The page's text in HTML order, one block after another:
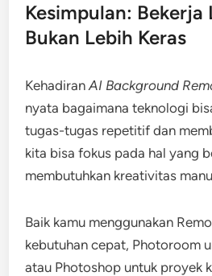
Kesimpulan: Bekerja
Bukan Lebih Keras
KehadiranAI Background
nyata bagaimana teknologi
tugas-tugas repetitif dan
kita bisa fokus pada hal yang
membutuhkan kreativitas
Baik kamu menggunakan
kebutuhan cepat, Photoroom
atau Photoshop untuk proyek